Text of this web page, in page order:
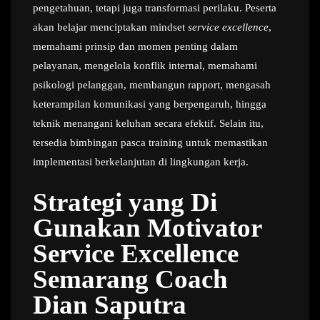
pengetahuan, tetapi juga transformasi perilaku. Peserta
akan belajar menciptakan mindset service excellence,
memahami prinsip dan momen penting dalam
pelayanan, mengelola konflik internal, memahami
psikologi pelanggan, membangun rapport, mengasah
keterampilan komunikasi yang berpengaruh, hingga
teknik menangani keluhan secara efektif. Selain itu,
tersedia bimbingan pasca training untuk memastikan
implementasi berkelanjutan di lingkungan kerja.
Strategi yang Di
Gunakan Motivator
Service Excellence
Semarang Coach
Dian Saputra